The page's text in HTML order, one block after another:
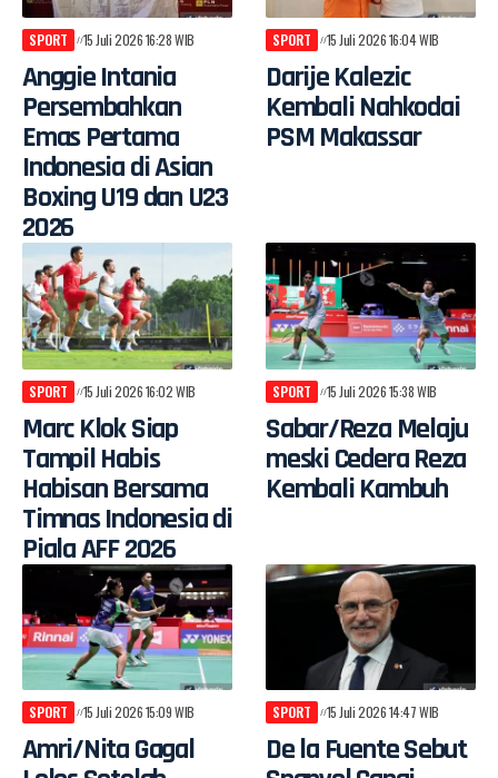
SPORT 15 Juli 2026 16:28 WIB
Anggie Intania
Persembahkan
Emas Pertama
Indonesia di Asian
Boxing U19 dan U23
2026
SPORT 15 Juli 2026 16:04 WIB
Darije Kalezic
Kembali Nahkodai
PSM Makassar
SPORT 15 Juli 2026 16:02 WIB
Marc Klok Siap
Tampil Habis
Habisan Bersama
Timnas Indonesia di
Piala AFF 2026
SPORT 15 Juli 2026 15:38 WIB
Sabar/Reza Melaju
meski Cedera Reza
Kembali Kambuh
SPORT 15 Juli 2026 15:09 WIB
Amri/Nita Gagal
SPORT 15 Juli 2026 14:47 WIB
De la Fuente Sebut